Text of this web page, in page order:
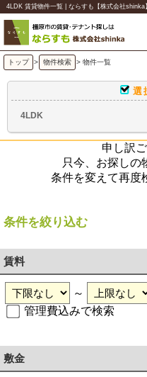
4LDK 賃貸物件一覧 | ならすも【株式会社shinka】
トップ > 物件検索 > 物件一覧
選
4LDK
申し訳
只今、お探しの
条件を変えて再度
条件を絞り込む
賃料
～
管理費込みで検索
敷金